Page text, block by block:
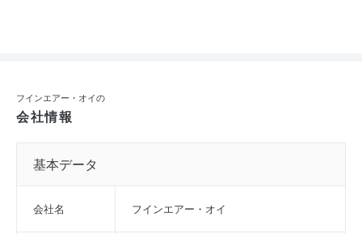
フインエアー・オイの
会社情報
基本データ
会社名 フインエアー・オイ